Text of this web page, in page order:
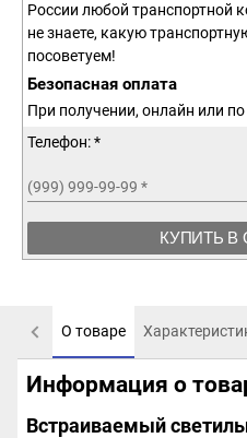
России любой транспортной
не знаете, какую
посоветуем!
Безопасная оплата
При получении, онлайн или по
Телефон: *
(999) 999-99-99 *
КУПИТЬ В
О товаре
Информация о
Встраиваемый